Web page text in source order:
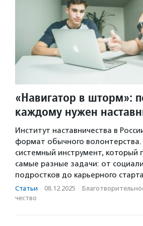
«Навигатор в шторм»:
каждому нужен
Институт наставничества в
формат обычного волонтерства.
системный инструмент, который
самые разные задачи: от
подростков до карьерного
Статьи · 08.12.2025 ·
чест­во